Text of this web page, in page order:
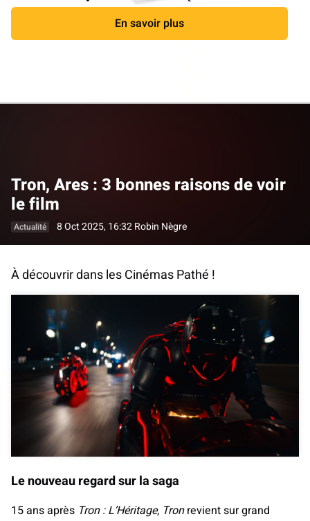
En savoir plus
Tron, Ares : 3 bonnes raisons de voir
le film
Actualité 8 Oct 2025, 16:32Robin Nègre
À découvrir dans les Cinémas Pathé !
Le nouveau regard sur la saga
15 ans après Tron : L’Héritage, Tronrevient sur grand